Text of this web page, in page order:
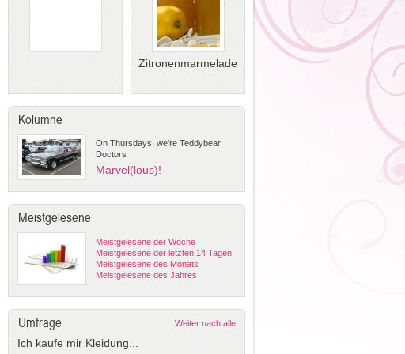
Zitronenmarmelade
Kolumne
On Thursdays, we're Teddybear
Doctors
Marvel(lous)!
Meistgelesene
Meistgelesene der Woche
Meistgelesene der letzten 14 Tagen
Meistgelesene des Monats
Meistgelesene des Jahres
Umfrage Weiter nach alle
Ich kaufe mir Kleidung...